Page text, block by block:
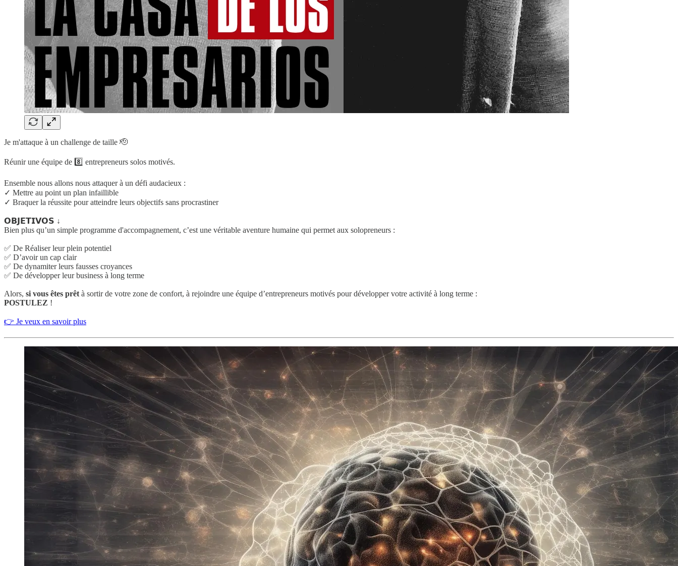
Je m'attaque à un challenge de taille 🫡
Réunir une équipe de 8️⃣ entrepreneurs solos motivés.
Ensemble nous allons nous attaquer à un défi audacieux :
✓ Mettre au point un plan infaillible
✓ Braquer la réussite pour atteindre leurs objectifs sans procrastiner
𝗢𝗕𝗝𝗘𝗧𝗜𝗩𝗢𝗦 ↓
Bien plus qu’un simple programme d'accompagnement, c’est une véritable aventure humaine qui permet aux solopreneurs :
✅ De Réaliser leur plein potentiel
✅ D’avoir un cap clair
✅ De dynamiter leurs fausses croyances
✅ De développer leur business à long terme
Alors, si vous êtes prêt à sortir de votre zone de confort, à rejoindre une équipe d’entrepreneurs motivés pour développer votre activité à long terme :
POSTULEZ !
👉 Je veux en savoir plus